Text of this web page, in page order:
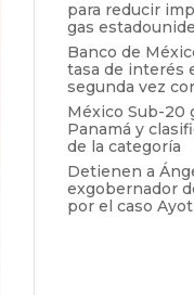
para reducir
gas
Banco de
tasa de interés
segunda vez
México Sub-20
Panamá y
de la categoría
Detienen a
exgobernador
por el caso